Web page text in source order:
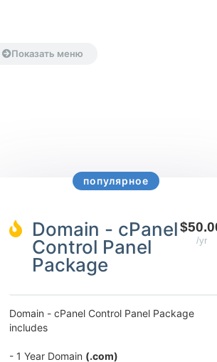
Показать меню
популярное
Domain - cPanel
Control Panel
Package
/yr
Domain - cPanel Control Panel Package
includes
- 1 Year Domain (.com)